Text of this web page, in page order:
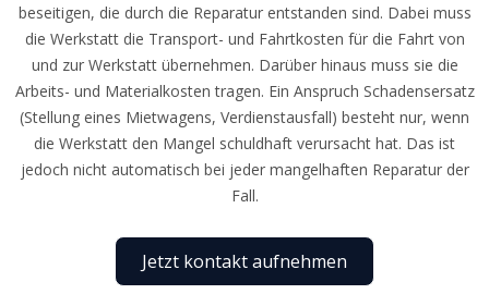
beseitigen, die durch die Reparatur entstanden sind. Dabei muss
die Werkstatt die Transport- und Fahrtkosten für die Fahrt von
und zur Werkstatt übernehmen. Darüber hinaus muss sie die
Arbeits- und Materialkosten tragen. Ein Anspruch Schadensersatz
(Stellung eines Mietwagens, Verdienstausfall) besteht nur, wenn
die Werkstatt den Mangel schuldhaft verursacht hat. Das ist
jedoch nicht automatisch bei jeder mangelhaften Reparatur der
Fall.
Jetzt kontakt aufnehmen